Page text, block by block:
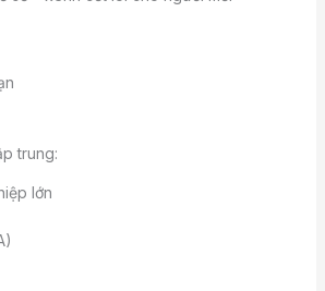
trung:
lớn